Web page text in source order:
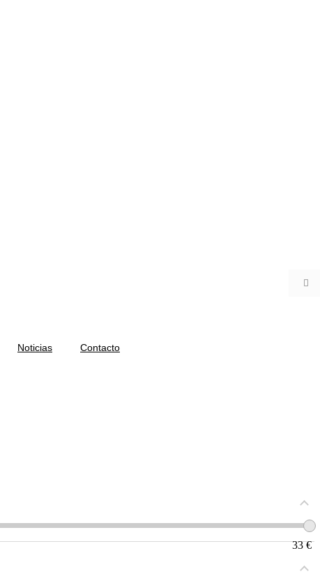

Noticias Contacto
33 €